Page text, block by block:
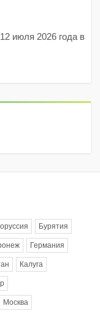
июля 2026 года в
Бурятия
Германия
Калуга
Москва